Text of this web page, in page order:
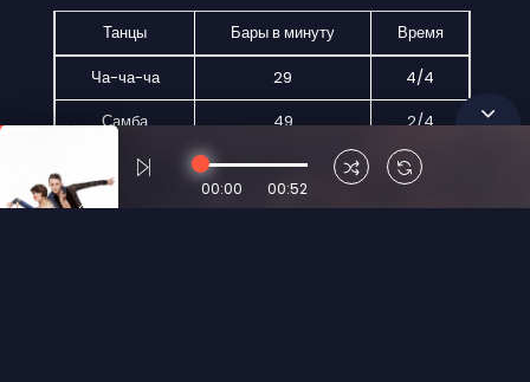
Танцы Бары в минуту
Время
Ча-ча-ча
29
4/4
Самба
49
2/4
Румба
24
4/4
Пасодобль
60
2/4
00:00 00:52